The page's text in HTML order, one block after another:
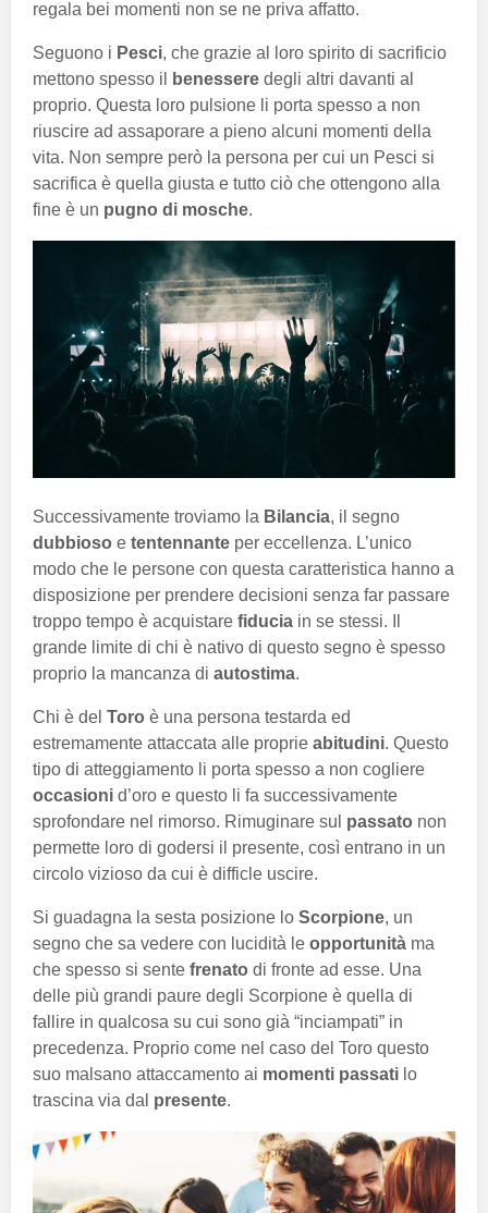
regala bei momenti non se ne priva affatto.
Seguono i Pesci, che grazie al loro spirito di sacrificio
mettono spesso il
benessere degli altri davanti al
proprio. Questa loro pulsione li porta spesso a non
riuscire ad assaporare a pieno alcuni momenti della
vita. Non sempre però la persona per cui un Pesci si
sacrifica è quella giusta e tutto ciò che ottengono alla
fine è un pugno di mosche.
Successivamente troviamo la Bilancia, il segno
dubbioso e tentennante per eccellenza. L’unico
modo che le persone con questa caratteristica hanno a
disposizione per prendere decisioni senza far passare
troppo tempo è acquistare fiducia in se stessi. Il
grande limite di chi è nativo di questo segno è spesso
proprio la mancanza di autostima.
Chi è del Toro è una persona testarda ed
estremamente attaccata alle proprie abitudini. Questo
tipo di atteggiamento li porta spesso a non cogliere
occasioni d’oro e questo li fa successivamente
sprofondare nel rimorso. Rimuginare sul passato non
permette loro di godersi il presente, così entrano in un
circolo vizioso da cui è difficle uscire.
Si guadagna la sesta posizione lo Scorpione, un
segno che sa vedere con lucidità le opportunità ma
che spesso si sente frenato di fronte ad esse. Una
delle più grandi paure degli Scorpione è quella di
fallire in qualcosa su cui sono già “inciampati” in
precedenza. Proprio come nel caso del Toro questo
suo malsano attaccamento ai momenti passati lo
trascina via dal presente.